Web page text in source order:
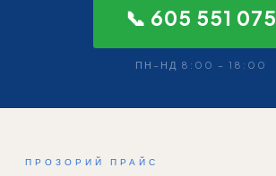
📞 605 551 075
ПН–НД 8:00 – 18:00
ПРОЗОРИЙ ПРАЙС